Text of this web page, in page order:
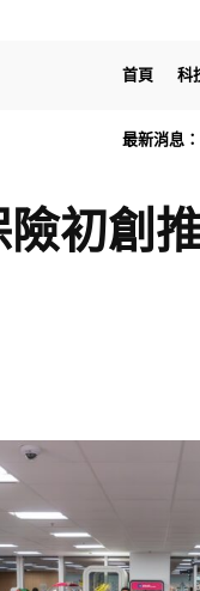
首頁 科
最新消息：
險初創